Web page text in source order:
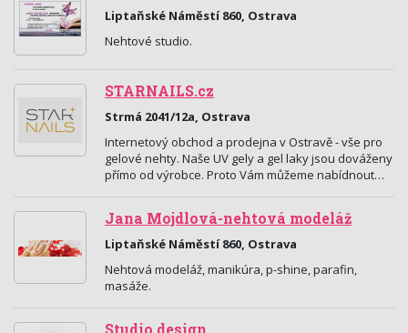
Liptaňské Náměstí 860, Ostrava
Nehtové studio.
STARNAILS.cz
Strmá 2041/12a, Ostrava
Internetový obchod a prodejna v Ostravě - vše pro
gelové nehty. Naše UV gely a gel laky jsou dováženy
přímo od výrobce. Proto Vám můžeme nabídnout…
Jana Mojdlová-nehtová modeláž
Liptaňské Náměstí 860, Ostrava
Nehtová modeláž, manikúra, p-shine, parafin,
masáže.
Studio design